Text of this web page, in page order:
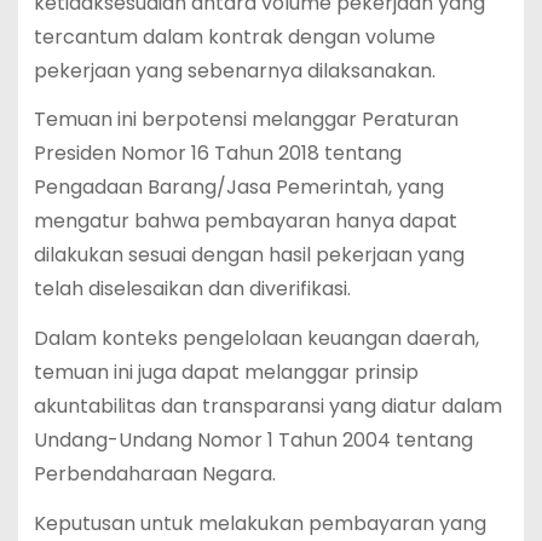
tercantum dalam kontrak dengan volume
pekerjaan yang sebenarnya dilaksanakan.
Temuan ini berpotensi melanggar Peraturan
Presiden Nomor 16 Tahun 2018 tentang
Pengadaan Barang/Jasa Pemerintah, yang
mengatur bahwa pembayaran hanya dapat
dilakukan sesuai dengan hasil pekerjaan yang
telah diselesaikan dan diverifikasi.
Dalam konteks pengelolaan keuangan daerah,
temuan ini juga dapat melanggar prinsip
akuntabilitas dan transparansi yang diatur dalam
Undang-Undang Nomor 1 Tahun 2004 tentang
Perbendaharaan Negara.
Keputusan untuk melakukan pembayaran yang